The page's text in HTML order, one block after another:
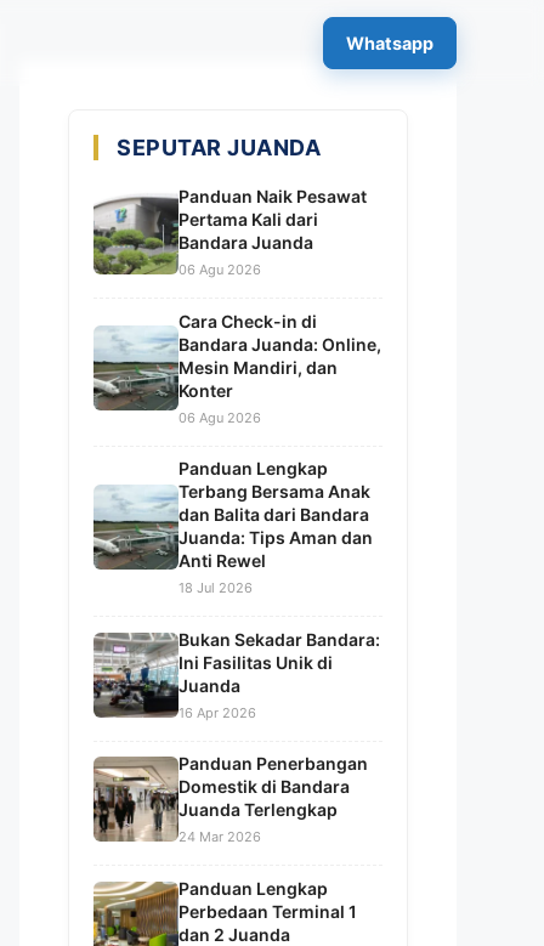
Whatsapp
SEPUTAR JUANDA
Panduan Naik Pesawat
Pertama Kali dari
Bandara Juanda
06 Agu 2026
Cara Check-in di
Bandara Juanda: Online,
Mesin Mandiri, dan
Konter
06 Agu 2026
Panduan Lengkap
Terbang Bersama Anak
dan Balita dari Bandara
Juanda: Tips Aman dan
Anti Rewel
18 Jul 2026
Bukan Sekadar Bandara:
Ini Fasilitas Unik di
Juanda
16 Apr 2026
Panduan Penerbangan
Domestik di Bandara
Juanda Terlengkap
24 Mar 2026
Panduan Lengkap
Perbedaan Terminal 1
dan 2 Juanda